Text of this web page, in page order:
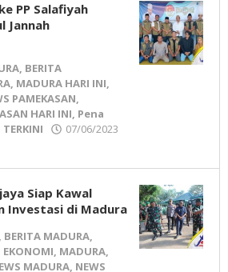
PP Salafiyah
Jannah
, BERITA
, MADURA HARI INI,
PAMEKASAN,
HARI INI, Pena
TERKINI
07/06/2023
Siap Kawal
Investasi di Madura
, BERITA MADURA,
EKONOMI, MADURA,
MADURA, NEWS